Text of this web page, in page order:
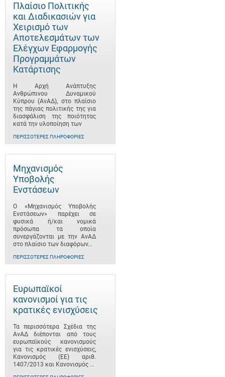
Πλαίσιο Πολιτικής
και Διαδικασιών για
Χειρισμό των
Αποτελεσμάτων των
Ελέγχων Εφαρμογής
Προγραμμάτων
Κατάρτισης
Η Αρχή Ανάπτυξης
Ανθρώπινου Δυναμικού
Κύπρου (ΑνΑΔ), στο πλαίσιο
της πάγιας πολιτικής της για
διασφάλιση της ποιότητας
κατά την υλοποίηση των
ΠΕΡΙΣΣΌΤΕΡΕΣ ΠΛΗΡΟΦΟΡΊΕΣ
Μηχανισμός
Υποβολής
Ενστάσεων
Ο «Μηχανισμός Υποβολής
Ενστάσεων» παρέχει σε
φυσικά ή/και νομικά
πρόσωπα τα οποία
συνεργάζονται με την ΑνΑΔ
στο πλαίσιο των διαφόρων...
ΠΕΡΙΣΣΌΤΕΡΕΣ ΠΛΗΡΟΦΟΡΊΕΣ
Ευρωπαϊκοί
κανονισμοί για τις
κρατικές ενισχύσεις
Τα περισσότερα Σχέδια της
ΑνΑΔ διέπονται από τους
ευρωπαϊκούς κανονισμούς
για τις κρατικές ενισχύσεις,
Κανονισμός (ΕΕ) αριθ.
1407/2013 και Κανονισμός ...